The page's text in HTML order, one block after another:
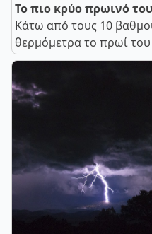
Το πιο κρύο πρωινό
Κάτω από τους 10
θερμόμετρα το πρωί